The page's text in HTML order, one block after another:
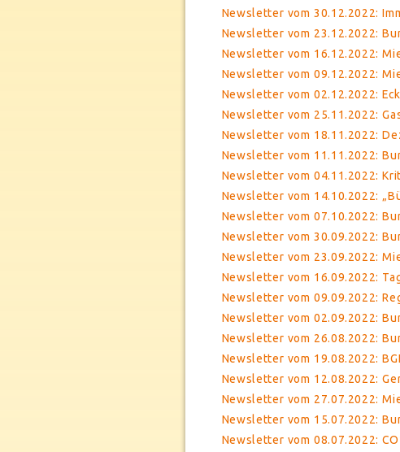
Newsletter vom 30.12.2022:
Newsletter vom 23.12.2022:
Newsletter vom 16.12.2022:
Newsletter vom 09.12.2022:
Newsletter vom 02.12.2022:
Newsletter vom 25.11.2022:
Newsletter vom 18.11.2022:
Newsletter vom 11.11.2022:
Newsletter vom 04.11.2022:
Newsletter vom 14.10.2022:
Newsletter vom 07.10.2022:
Newsletter vom 30.09.2022:
Newsletter vom 23.09.2022:
Newsletter vom 16.09.2022:
Newsletter vom 09.09.2022:
Newsletter vom 02.09.2022:
Newsletter vom 26.08.2022:
Newsletter vom 19.08.2022:
Newsletter vom 12.08.2022:
Newsletter vom 27.07.2022:
Newsletter vom 15.07.2022:
Newsletter vom 08.07.2022: